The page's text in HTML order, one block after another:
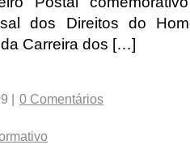
dos Direitos do
Carreira dos […]
|
0 Comentários